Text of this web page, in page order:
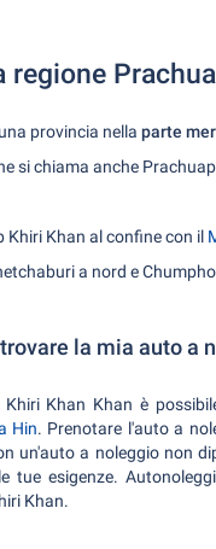
regione
provincia nella parte
si chiama anche
Khiri Khan al confine con il
a nord e
la mia auto a
Khiri Khan Khan è
Hin. Prenotare l'auto a
un'auto a noleggio non
tue esigenze.
Khan.